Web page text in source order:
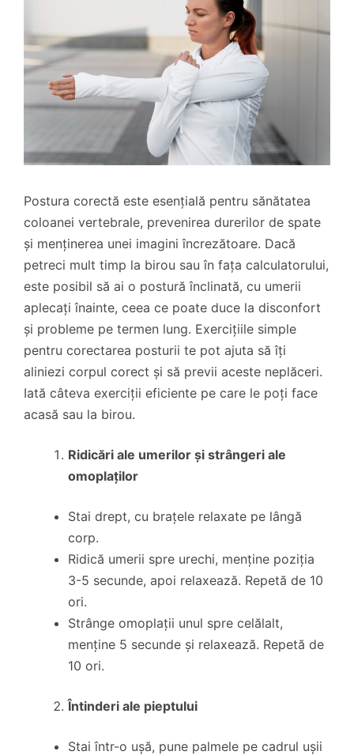
Postura corectă este esențială pentru sănătatea
coloanei vertebrale, prevenirea durerilor de spate
și menținerea unei imagini încrezătoare. Dacă
petreci mult timp la birou sau în fața calculatorului,
este posibil să ai o postură înclinată, cu umerii
aplecați înainte, ceea ce poate duce la disconfort
și probleme pe termen lung. Exercițiile simple
pentru corectarea posturii te pot ajuta să îți
aliniezi corpul corect și să previi aceste neplăceri.
Iată câteva exerciții eficiente pe care le poți face
acasă sau la birou.
Ridicări ale umerilor și strângeri ale
omoplaților
Stai drept, cu brațele relaxate pe lângă
corp.
Ridică umerii spre urechi, menține poziția
3-5 secunde, apoi relaxează. Repetă de 10
ori.
Strânge omoplații unul spre celălalt,
menține 5 secunde și relaxează. Repetă de
10 ori.
Întinderi ale pieptului
Stai într-o ușă, pune palmele pe cadrul ușii